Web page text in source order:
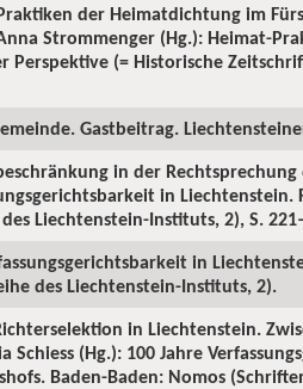
der Heimatdichtung im
Strommenger (Hg.): Heimat-
(= Historische
Gastbeitrag.
in der
in Liechtenstein.
Liechtenstein-Instituts, 2), S.
in
des Liechtenstein-Instituts, 2).
in Liechtenstein.
(Hg.): 100 Jahre
Baden-Baden: Nomos